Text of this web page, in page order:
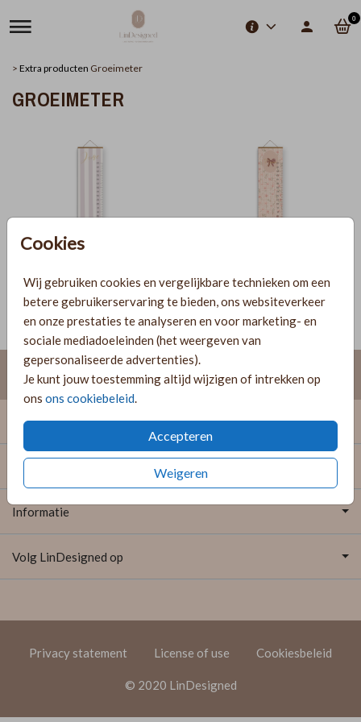
0
Cookies
Wij gebruiken cookies en vergelijkbare technieken om een
betere gebruikerservaring te bieden, ons websiteverkeer
en onze prestaties te analyseren en voor marketing- en
sociale mediadoeleinden (het weergeven van
gepersonaliseerde advertenties).
Je kunt jouw toestemming altijd wijzigen of intrekken op
ons ons cookiebeleid.
Accepteren
Weigeren
> Extra producten Groeimeter
GROEIMETER
Onze producten
Extra's
Informatie
Volg LinDesigned op
Privacy statement License of use Cookiesbeleid
© 2020 LinDesigned